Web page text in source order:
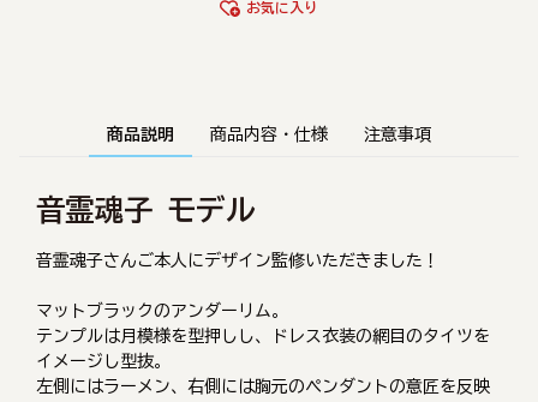
お気に入り
商品説明 商品内容・仕様 注意事項
音霊魂子 モデル
音霊魂子さんご本人にデザイン監修いただきました！
マットブラックのアンダーリム。
テンプルは月模様を型押しし、ドレス衣装の網目のタイツを
イメージし型抜。
左側にはラーメン、右側には胸元のペンダントの意匠を反映